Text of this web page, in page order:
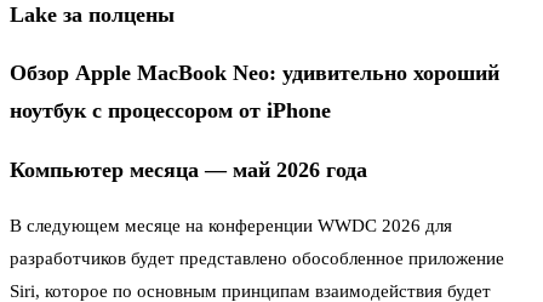
Lake за полцены
Обзор Apple MacBook Neo: удивительно хороший
ноутбук с процессором от iPhone
Компьютер месяца — май 2026 года
В следующем месяце на конференции WWDC 2026 для
разработчиков будет представлено обособленное приложение
Siri, которое по основным принципам взаимодействия будет